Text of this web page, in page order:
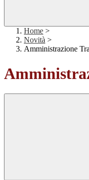
Home >
Novità >
Amministrazione